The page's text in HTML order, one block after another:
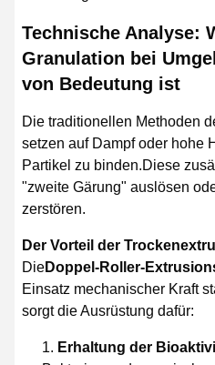
Technische Analyse:
Granulation bei
von Bedeutung ist
Die traditionellen Methoden
setzen auf Dampf oder hohe
Partikel zu binden.Diese
"zweite Gärung" auslösen
zerstören.
Der Vorteil der
DieDoppel-Roller-
Einsatz mechanischer Kraft
sorgt die Ausrüstung dafür:
Erhaltung der